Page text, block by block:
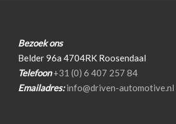
Led dagrijverlichting
Lichtmetalen velgen 17"
Mistlampen voor
Bezoek ons
Belder 96a 4704RK Roosendaal
Telefoon+31 (0) 6 407 257 84
Emailadres:info@driven-automotive.nl